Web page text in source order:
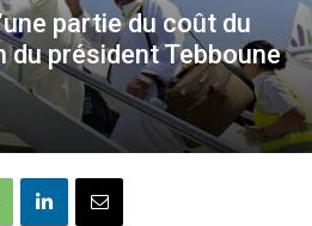
partie du coût du
du président Tebboune